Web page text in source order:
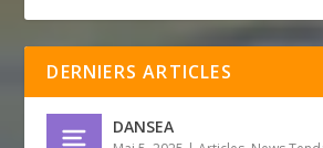
DERNIERS ARTICLES
DANSEA